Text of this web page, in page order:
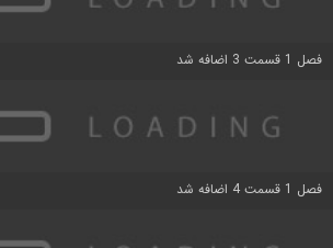
فصل 1 قسمت 3 اضافه شد
فصل 1 قسمت 4 اضافه شد